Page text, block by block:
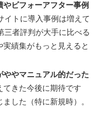
ビフォーアフター事例
イトに導入事例は増えて
三者評判が大手に比べる
績集がもっと見えると
ややマニュアル的だった
きた今後に期待です
した（特に新規時）。